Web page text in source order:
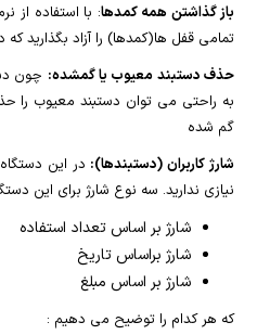
باز گذاشتن همه کمدها: با استفاده از
تمامی قفل ها(کمدها) را آزاد بگذارید که
حذف دستبند معیوب یا گمشده: چون
به راحتی می توان دستبند معیوب را
گم شده
شارژ کاربران (دستبندها): در این
نیازی ندارید. سه نوع شارژ برای این
شارژ بر اساس تعداد استفاده
شارژ براساس تاریخ
شارژ بر اساس مبلغ
که هر کدام را توضیح می دهیم :